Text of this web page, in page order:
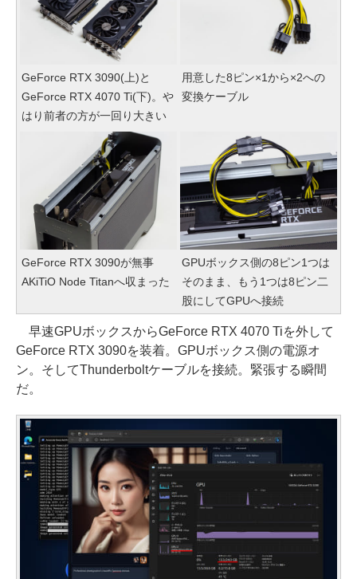
GeForce RTX 3090(上)と
GeForce RTX 4070 Ti(下)。や
はり前者の方が一回り大きい
用意した8ピン×1から×2への
変換ケーブル
GeForce RTX 3090が無事
AKiTiO Node Titanへ収まった
GPUボックス側の8ピン1つは
そのまま、もう1つは8ピン二
股にしてGPUへ接続
早速GPUボックスからGeForce RTX 4070 Tiを外して
GeForce RTX 3090を装着。GPUボックス側の電源オ
ン。そしてThunderboltケーブルを接続。緊張する瞬間
だ。